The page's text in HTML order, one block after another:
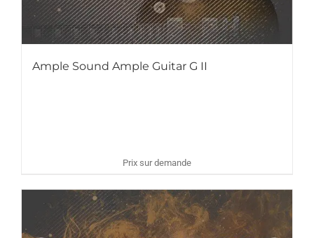
Ample Sound Ample Guitar G II
Prix sur demande